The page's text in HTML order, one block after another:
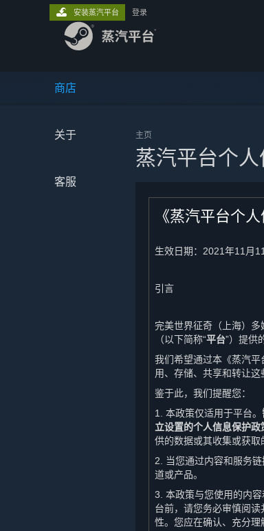
商店
关于
客服
安装蒸汽平台 登录
主页
蒸汽平台个
《蒸汽平台个
生效日期：2021年11月
引言
完美世界征奇（上海）多
（以下简称“平台”）提供
我们希望通过本《蒸汽平
用、存储、共享和转让这
鉴于此，我们提醒您：
1. 本政策仅适用于平台。
立设置的个人信息保护政
供的数据或其收集或获取
2. 当您通过内容和服务
道或产品。
3. 本政策与您使用的内
台前，请您务必审慎阅
性。您应在确认、充分理